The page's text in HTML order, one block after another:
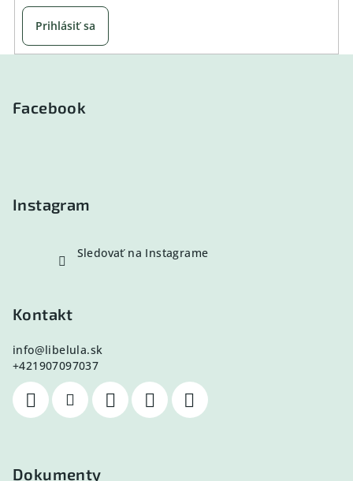
Prihlásiť sa
Facebook
Instagram
Sledovať na Instagrame
Kontakt
info@libelula.sk
+421907097037
Dokumenty